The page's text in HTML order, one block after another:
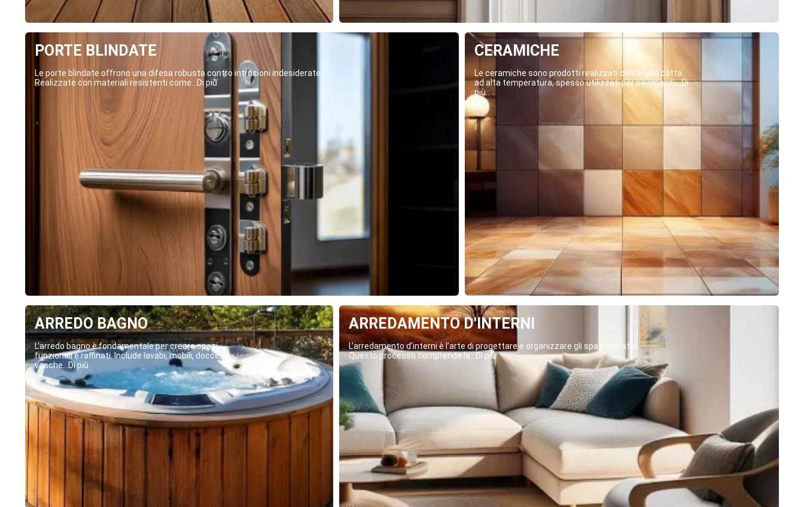
PORTE BLINDATE
Le porte blindate offrono una difesa robusta contro intrusioni indesiderate.
Realizzate con materiali resistenti come...Di più
CERAMICHE
Le ceramiche sono prodotti realizzati con argilla cotta
ad alta temperatura, spesso utilizzati per pavimenti,...Di
più
ARREDO BAGNO
L’arredo bagno è fondamentale per creare spazi
funzionali e raffinati. Include lavabi, mobili, docce,
vasche...Di più
ARREDAMENTO D'INTERNI
L’arredamento d’interni è l’arte di progettare e organizzare gli spazi abitativi.
Questo processo comprende la...Di più